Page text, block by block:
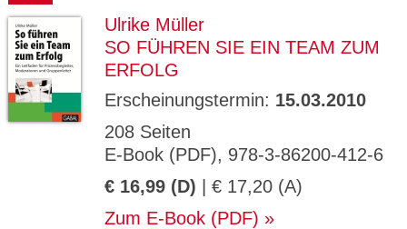
Ulrike Müller
SO FÜHREN SIE EIN TEAM ZUM
ERFOLG
Erscheinungstermin: 15.03.2010
208 Seiten
E-Book (PDF), 978-3-86200-412-6
€ 16,99 (D) | € 17,20 (A)
Zum E-Book (PDF)